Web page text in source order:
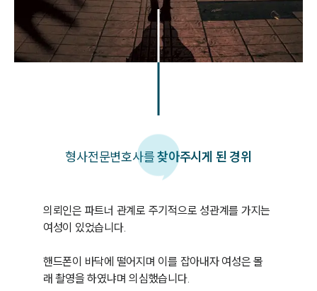
형사전문변호사를찾아주시게 된 경위
의뢰인은 파트너 관계로 주기적으로 성관계를 가지는
여성이 있었습니다.
핸드폰이 바닥에 떨어지며 이를 잡아내자 여성은 몰
래 촬영을 하였냐며 의심했습니다.